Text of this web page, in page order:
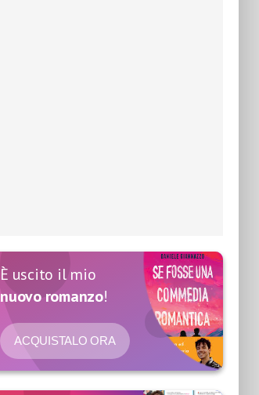
È uscito il mio
nuovo romanzo!
ACQUISTALO ORA